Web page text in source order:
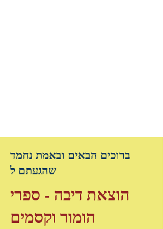
ברוכים הבאים ובאמת נחמד
שהגעתם ל
הוצאת דיבה - ספרי
הומור וקסמים